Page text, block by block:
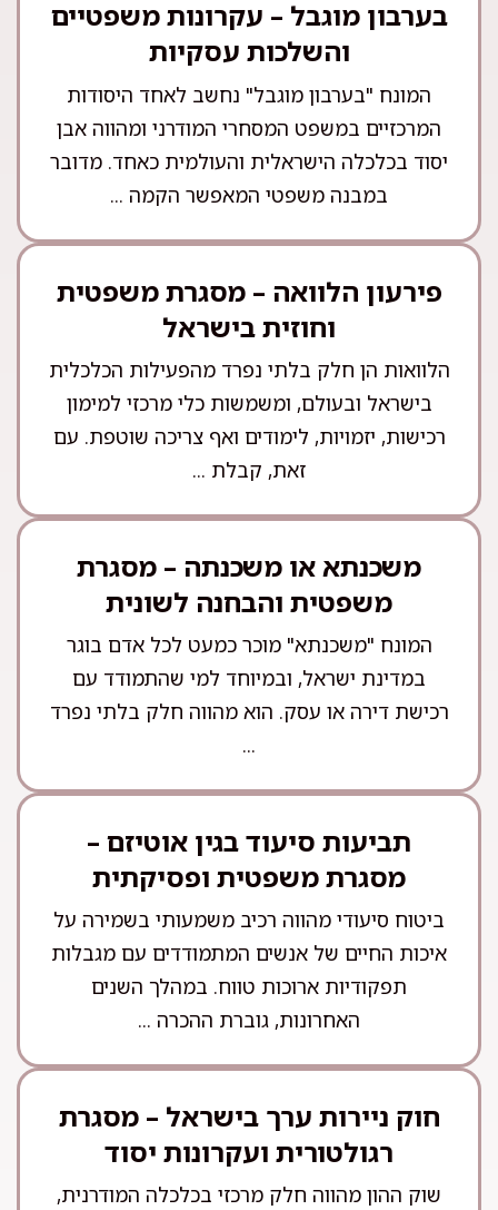
בערבון מוגבל – עקרונות משפטיים
והשלכות עסקיות
המונח "בערבון מוגבל" נחשב לאחד היסודות
המרכזיים במשפט המסחרי המודרני ומהווה אבן
יסוד בכלכלה הישראלית והעולמית כאחד. מדובר
במבנה משפטי המאפשר הקמה ...
פירעון הלוואה – מסגרת משפטית
וחוזית בישראל
הלוואות הן חלק בלתי נפרד מהפעילות הכלכלית
בישראל ובעולם, ומשמשות כלי מרכזי למימון
רכישות, יזמויות, לימודים ואף צריכה שוטפת. עם
זאת, קבלת ...
משכנתא או משכנתה – מסגרת
משפטית והבחנה לשונית
המונח "משכנתא" מוכר כמעט לכל אדם בוגר
במדינת ישראל, ובמיוחד למי שהתמודד עם
רכישת דירה או עסק. הוא מהווה חלק בלתי נפרד
...
תביעות סיעוד בגין אוטיזם –
מסגרת משפטית ופסיקתית
ביטוח סיעודי מהווה רכיב משמעותי בשמירה על
איכות החיים של אנשים המתמודדים עם מגבלות
תפקודיות ארוכות טווח. במהלך השנים
האחרונות, גוברת ההכרה ...
חוק ניירות ערך בישראל – מסגרת
רגולטורית ועקרונות יסוד
שוק ההון מהווה חלק מרכזי בכלכלה המודרנית,